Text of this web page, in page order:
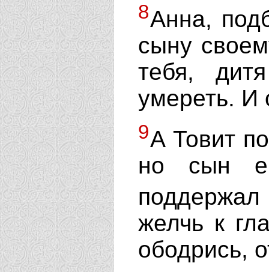
8Анна,
сыну
тебя,
умереть. И
9А Товит
но сын
желчь к
ободрись,